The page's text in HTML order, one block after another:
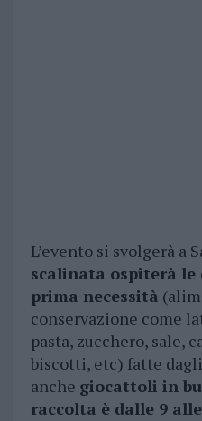
L’evento si svolgerà a
scalinata ospiterà
prima necessità
conservazione come
pasta, zucchero, sale,
biscotti, etc) fatte
anche giocattoli in
raccolta è dalle 9